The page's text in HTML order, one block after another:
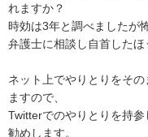
れますか？
時効は3年と調べましたが
弁護士に相談し自首した
ネット上でやりとりをそ
ますので、
Twitterでのやりとりを持
勧めします。